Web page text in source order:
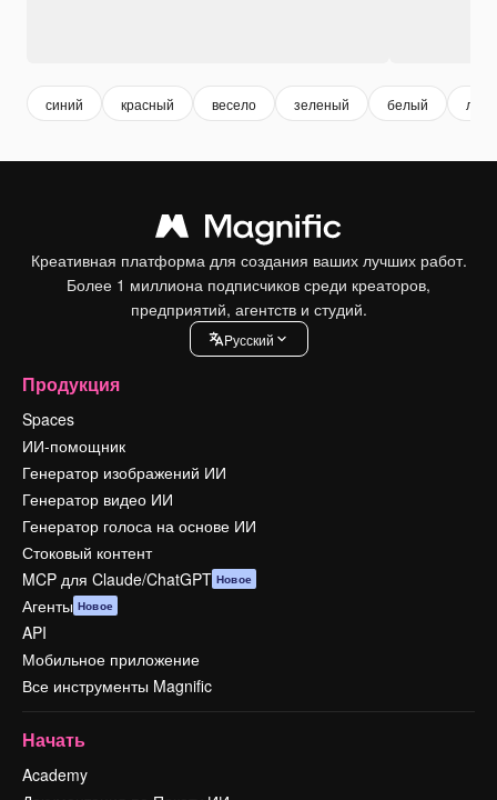
синий красный весело зеленый белый лицо
Креативная платформа для создания ваших лучших работ.
Более 1 миллиона подписчиков среди креаторов,
предприятий, агентств и студий.
Pусский
Продукция
Spaces
ИИ-помощник
Генератор изображений ИИ
Генератор видео ИИ
Генератор голоса на основе ИИ
Стоковый контент
MCP для Claude/ChatGPT Новое
Агенты Новое
API
Мобильное приложение
Все инструменты Magnific
Начать
Academy